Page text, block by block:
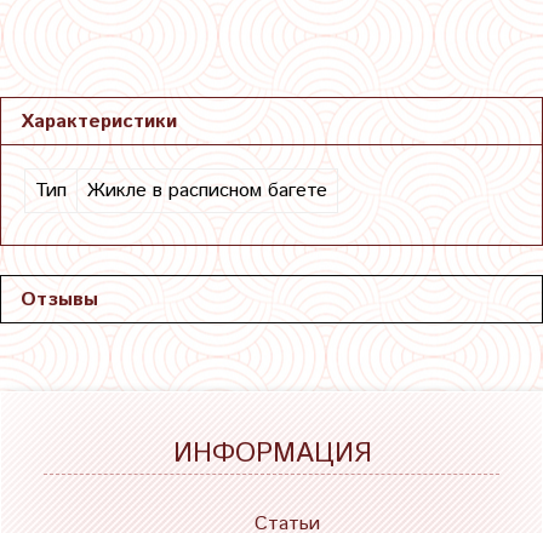
Характеристики
Тип Жикле в расписном багете
Отзывы
ИНФОРМАЦИЯ
Статьи